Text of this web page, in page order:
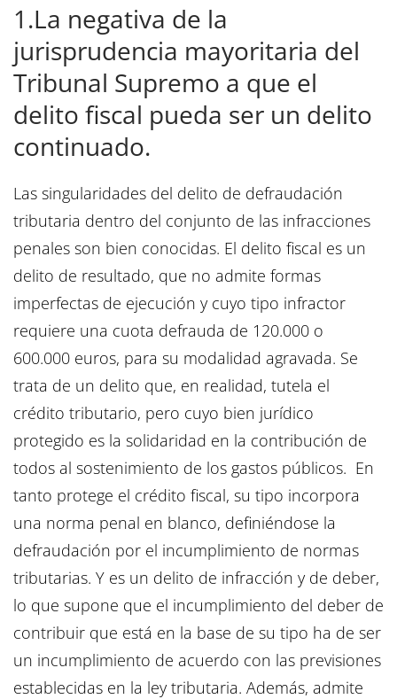
1.La negativa de la
jurisprudencia mayoritaria del
Tribunal Supremo a que el
delito fiscal pueda ser un delito
continuado.
Las singularidades del delito de defraudación
tributaria dentro del conjunto de las infracciones
penales son bien conocidas. El delito fiscal es un
delito de resultado, que no admite formas
imperfectas de ejecución y cuyo tipo infractor
requiere una cuota defrauda de 120.000 o
600.000 euros, para su modalidad agravada. Se
trata de un delito que, en realidad, tutela el
crédito tributario, pero cuyo bien jurídico
protegido es la solidaridad en la contribución de
todos al sostenimiento de los gastos públicos. En
tanto protege el crédito fiscal, su tipo incorpora
una norma penal en blanco, definiéndose la
defraudación por el incumplimiento de normas
tributarias. Y es un delito de infracción y de deber,
lo que supone que el incumplimiento del deber de
contribuir que está en la base de su tipo ha de ser
un incumplimiento de acuerdo con las previsiones
establecidas en la ley tributaria. Además, admite